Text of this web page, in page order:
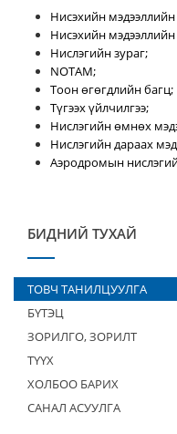
Нисэхийн мэдээллийн
Нисэхийн мэдээллийн
Нислэгийн зураг;
NOTAM;
Тоон өгөгдлийн багц;
Түгээх үйлчилгээ;
Нислэгийн өмнөх
Нислэгийн дараах
Аэродромын
БИДНИЙ ТУХАЙ
ТОВЧ ТАНИЛЦУУЛГА
БҮТЭЦ
ЗОРИЛГО, ЗОРИЛТ
ТҮҮХ
ХОЛБОО БАРИХ
САНАЛ АСУУЛГА